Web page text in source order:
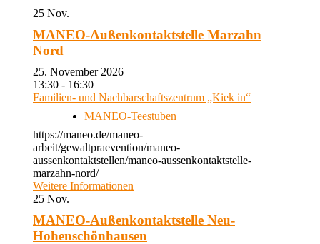
25 Nov.
MANEO-Außenkontaktstelle Marzahn
Nord
25. November 2026
13:30 - 16:30
Familien- und Nachbarschaftszentrum „Kiek in“
MANEO-Teestuben
https://maneo.de/maneo-
arbeit/gewaltpraevention/maneo-
aussenkontaktstellen/maneo-aussenkontaktstelle-
marzahn-nord/
Weitere Informationen
25 Nov.
MANEO-Außenkontaktstelle Neu-
Hohenschönhausen